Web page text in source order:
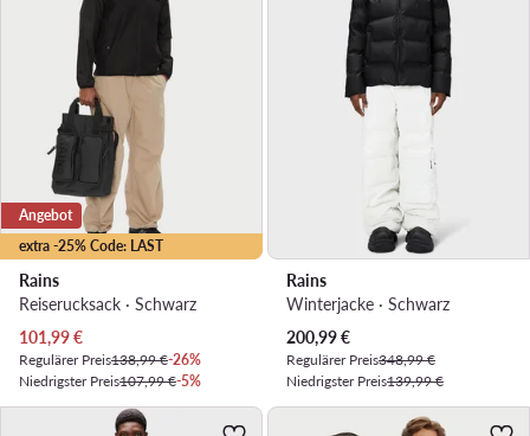
extra -25% Code: LAST
Angebot
Rains
Reiserucksack · Schwarz
Aktueller Preis
101,99€
Regulärer Preis138,99 €-26%
Niedrigster Preis107,99 €-5%
Rains
Winterjacke · Schwarz
Aktueller Preis
200,99€
Regulärer Preis348,99 €
Niedrigster Preis139,99 €